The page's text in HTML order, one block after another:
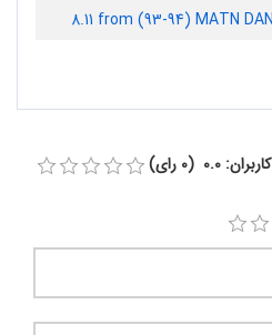
8.11 from (93-94) MATN
0.0 (0 رای)